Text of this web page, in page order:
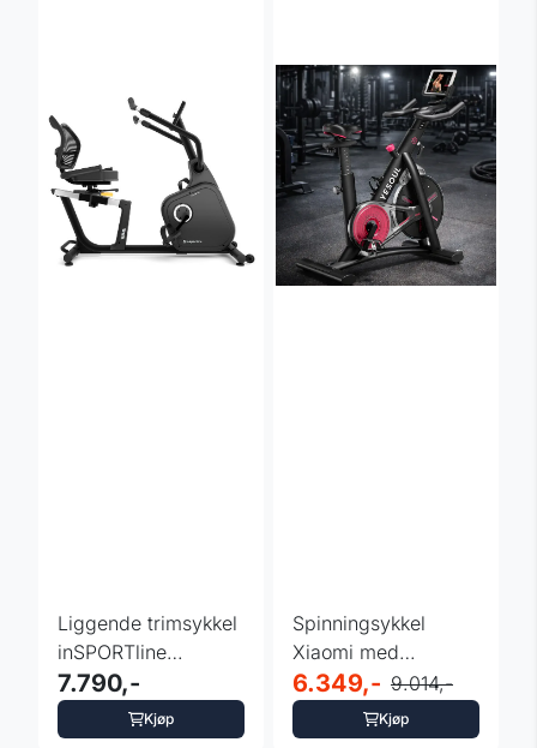
Liggende trimsykkel
inSPORTline
ZenSeat 100
7.790,-
Kjøp
Spinningsykkel
Xiaomi med
magnetmotstand -
sort
6.349,- 9.014,-
Kjøp